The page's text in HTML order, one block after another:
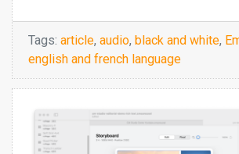
Tags: article, audio, black and white,
english and french language